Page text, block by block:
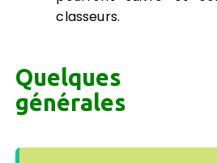
classeurs.
Quelques
générales